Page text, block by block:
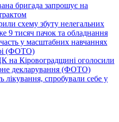
бригада запрошує на
схему збуту нелегальних
9 тисяч пачок та обладнання
у масштабних навчаннях
(ФОТО)
на Кіровоградщині оголосили
декларування (ФОТО)
лікування, спробували себе у